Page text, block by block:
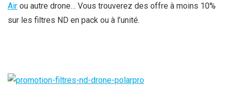
Air ou autre drone… Vous trouverez des offre à moins 10%
sur les filtres ND en pack ou à l’unité.